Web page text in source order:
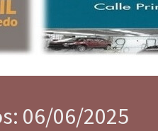
06/06/2025